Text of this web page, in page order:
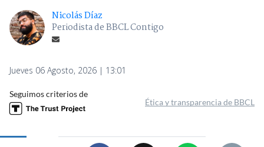
Nicolás Díaz
Periodista de BBCL Contigo
Jueves 06 Agosto, 2026 | 13:01
Seguimos criterios de
Ética y transparencia de BBCL